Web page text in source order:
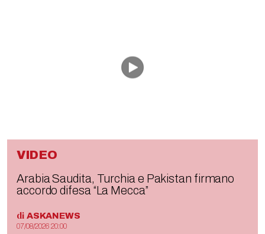
VIDEO
Arabia Saudita, Turchia e Pakistan firmano
accordo difesa “La Mecca”
di ASKANEWS
07/08/2026 20:00